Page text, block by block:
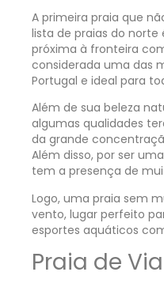
A primeira praia que
lista de praias do norte
próxima à fronteira
considerada uma das
Portugal e ideal para
Além de sua beleza
algumas qualidades
da grande
Além disso, por ser
tem a presença de
Logo, uma praia sem
vento, lugar perfeito
esportes aquáticos
Praia de